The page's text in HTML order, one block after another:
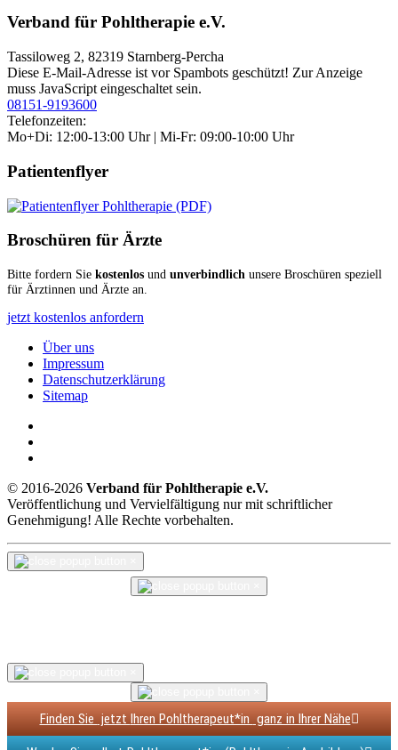
Verband für Pohltherapie e.V.
Tassiloweg 2, 82319 Starnberg-Percha
Diese E-Mail-Adresse ist vor Spambots geschützt! Zur Anzeige
muss JavaScript eingeschaltet sein.
08151-9193600
Telefonzeiten:
Mo+Di: 12:00-13:00 Uhr | Mi-Fr: 09:00-10:00 Uhr
Patientenflyer
Broschüren für Ärzte
Bitte fordern Sie kostenlos und unverbindlich unsere Broschüren speziell
für Ärztinnen und Ärzte an.
jetzt kostenlos anfordern
Über uns
Impressum
Datenschutzerklärung
Sitemap
© 2016-2026 Verband für Pohltherapie e.V.
Veröffentlichung und Vervielfältigung nur mit schriftlicher
Genehmigung! Alle Rechte vorbehalten.
Finden Sie jetzt Ihren Pohltherapeut*in ganz in Ihrer Nähe